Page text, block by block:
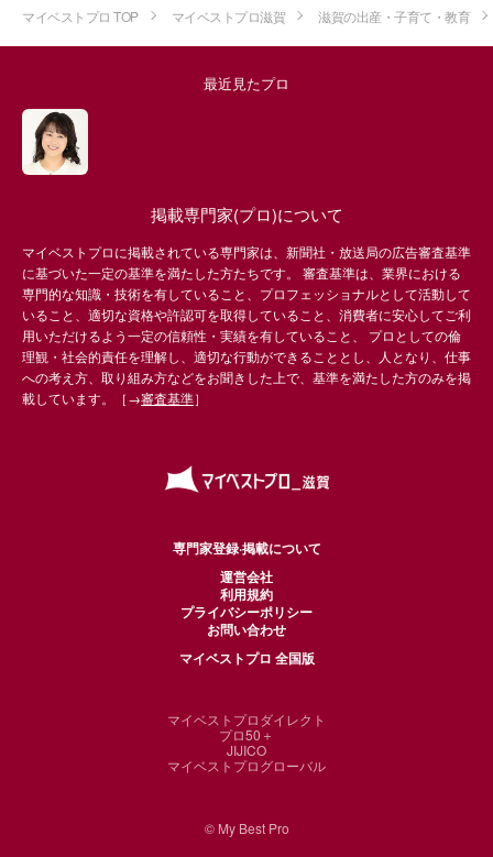
マイベストプロ TOP マイベストプロ滋賀 滋賀の出産・子育て・教育
最近見たプロ
掲載専門家(プロ)について
マイベストプロに掲載されている専門家は、新聞社・放送局の広告審査基準
に基づいた一定の基準を満たした方たちです。 審査基準は、業界における
専門的な知識・技術を有していること、プロフェッショナルとして活動して
いること、適切な資格や許認可を取得していること、消費者に安心してご利
用いただけるよう一定の信頼性・実績を有していること、 プロとしての倫
理観・社会的責任を理解し、適切な行動ができることとし、人となり、仕事
への考え方、取り組み方などをお聞きした上で、基準を満たした方のみを掲
載しています。［→審査基準］
専門家登録·掲載について
運営会社
利用規約
プライバシーポリシー
お問い合わせ
マイベストプロ 全国版
マイベストプロダイレクト
プロ50＋
JIJICO
マイベストプログローバル
© My Best Pro